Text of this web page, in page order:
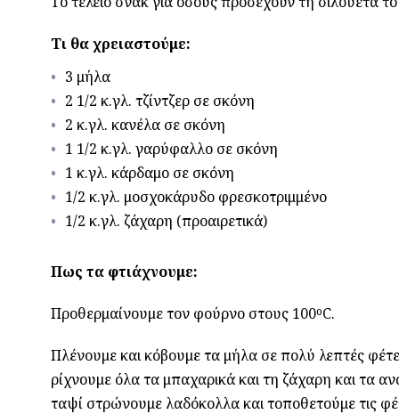
Τι θα χρειαστούμε:
3 μήλα
2 1/2 κ.γλ. τζίντζερ σε σκόνη
2 κ.γλ. κανέλα σε σκόνη
1 1/2 κ.γλ. γαρύφαλλο σε σκόνη
1 κ.γλ. κάρδαμο σε σκόνη
1/2 κ.γλ. μοσχοκάρυδο φρεσκοτριμμένο
1/2 κ.γλ. ζάχαρη (προαιρετικά)
Πως τα φτιάχνουμε:
Προθερμαίνουμε τον φούρνο στους 100οC.
Πλένουμε και κόβουμε τα μήλα σε πολύ λεπτές
ρίχνουμε όλα τα μπαχαρικά και τη ζάχαρη και τα
ταψί στρώνουμε λαδόκολλα και τοποθετούμε τις